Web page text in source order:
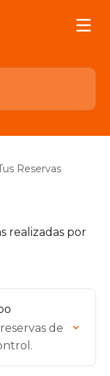
Reservas
realizadas por
de